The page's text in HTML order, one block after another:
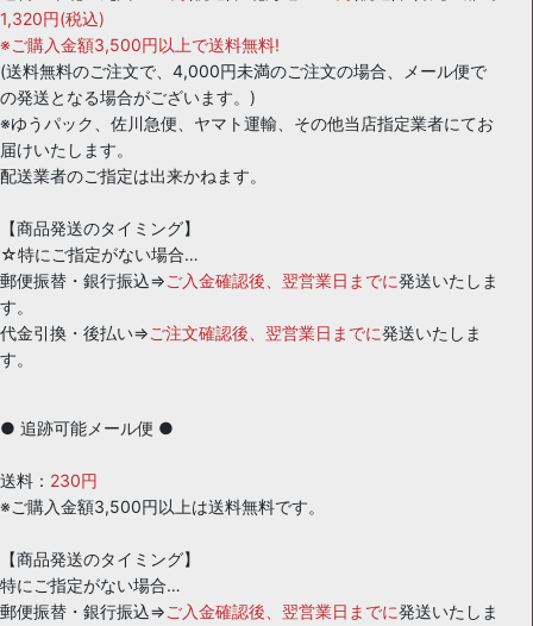
1,320円(税込)
※ご購入金額3,500円以上で送料無料!
(送料無料のご注文で、4,000円未満のご注文の場合、メール便で
の発送となる場合がございます。)
※ゆうパック、佐川急便、ヤマト運輸、その他当店指定業者にてお
届けいたします。
配送業者のご指定は出来かねます。
【商品発送のタイミング】
☆特にご指定がない場合…
郵便振替・銀行振込⇒ご入金確認後、翌営業日までに発送いたしま
す。
代金引換・後払い⇒ご注文確認後、翌営業日までに発送いたしま
す。
● 追跡可能メール便 ●
送料： 230円
※ご購入金額3,500円以上は送料無料です。
【商品発送のタイミング】
特にご指定がない場合…
郵便振替・銀行振込⇒ご入金確認後、翌営業日までに発送いたしま